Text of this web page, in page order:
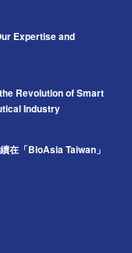
Expertise and
Revolution of Smart
Industry
在「BioAsia Taiwan」